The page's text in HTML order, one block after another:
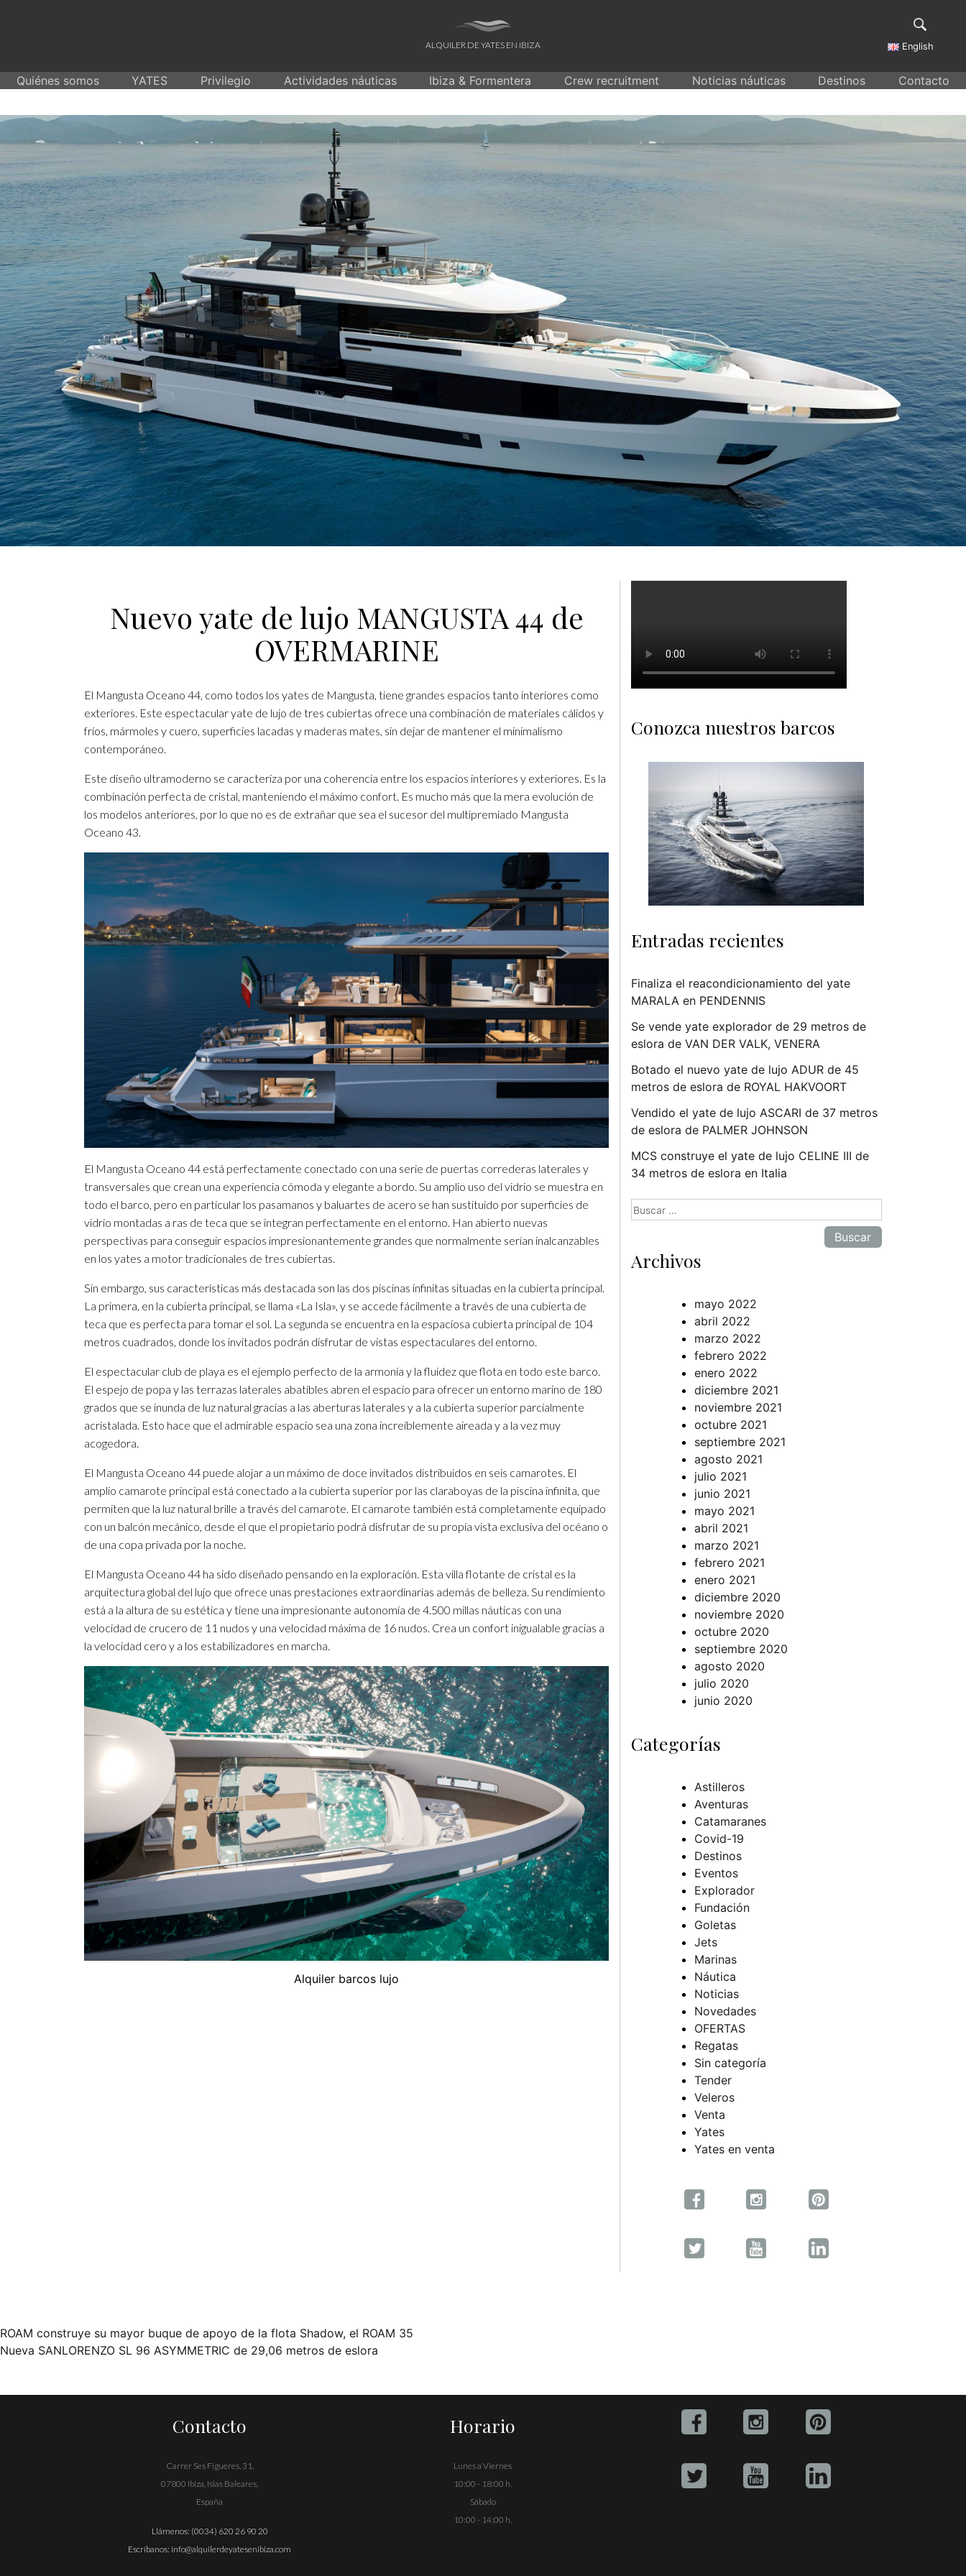
ALQUILER DE YATES EN IBIZA English
Quiénes somos YATES Privilegio Actividades náuticas Ibiza & Formentera Crew recruitment Noticias náuticas Destinos Contacto
Nuevo yate de lujo MANGUSTA 44 de
OVERMARINE
El Mangusta Oceano 44, como todos los yates de Mangusta, tiene grandes espacios tanto interiores como
exteriores. Este espectacular yate de lujo de tres cubiertas ofrece una combinación de materiales cálidos y
fríos, mármoles y cuero, superficies lacadas y maderas mates, sin dejar de mantener el minimalismo
contemporáneo.
Este diseño ultramoderno se caracteriza por una coherencia entre los espacios interiores y exteriores. Es la
combinación perfecta de cristal, manteniendo el máximo confort. Es mucho más que la mera evolución de
los modelos anteriores, por lo que no es de extrañar que sea el sucesor del multipremiado Mangusta
Oceano 43.
El Mangusta Oceano 44 está perfectamente conectado con una serie de puertas correderas laterales y
transversales que crean una experiencia cómoda y elegante a bordo. Su amplio uso del vidrio se muestra en
todo el barco, pero en particular los pasamanos y baluartes de acero se han sustituido por superficies de
vidrio montadas a ras de teca que se integran perfectamente en el entorno. Han abierto nuevas
perspectivas para conseguir espacios impresionantemente grandes que normalmente serían inalcanzables
en los yates a motor tradicionales de tres cubiertas.
Sin embargo, sus características más destacada son las dos piscinas infinitas situadas en la cubierta principal.
La primera, en la cubierta principal, se llama «La Isla», y se accede fácilmente a través de una cubierta de
teca que es perfecta para tomar el sol. La segunda se encuentra en la espaciosa cubierta principal de 104
metros cuadrados, donde los invitados podrán disfrutar de vistas espectaculares del entorno.
El espectacular club de playa es el ejemplo perfecto de la armonía y la fluidez que flota en todo este barco.
El espejo de popa y las terrazas laterales abatibles abren el espacio para ofrecer un entorno marino de 180
grados que se inunda de luz natural gracias a las aberturas laterales y a la cubierta superior parcialmente
acristalada. Esto hace que el admirable espacio sea una zona increíblemente aireada y a la vez muy
acogedora.
El Mangusta Oceano 44 puede alojar a un máximo de doce invitados distribuidos en seis camarotes. El
amplio camarote principal está conectado a la cubierta superior por las claraboyas de la piscina infinita, que
permiten que la luz natural brille a través del camarote. El camarote también está completamente equipado
con un balcón mecánico, desde el que el propietario podrá disfrutar de su propia vista exclusiva del océano o
de una copa privada por la noche.
El Mangusta Oceano 44 ha sido diseñado pensando en la exploración. Esta villa flotante de cristal es la
arquitectura global del lujo que ofrece unas prestaciones extraordinarias además de belleza. Su rendimiento
está a la altura de su estética y tiene una impresionante autonomía de 4.500 millas náuticas con una
velocidad de crucero de 11 nudos y una velocidad máxima de 16 nudos. Crea un confort inigualable gracias a
la velocidad cero y a los estabilizadores en marcha.
Alquiler barcos lujo
Conozca nuestros barcos
Entradas recientes
Finaliza el reacondicionamiento del yate
MARALA en PENDENNIS
Se vende yate explorador de 29 metros de
eslora de VAN DER VALK, VENERA
Botado el nuevo yate de lujo ADUR de 45
metros de eslora de ROYAL HAKVOORT
Vendido el yate de lujo ASCARI de 37 metros
de eslora de PALMER JOHNSON
MCS construye el yate de lujo CELINE III de
34 metros de eslora en Italia
Buscar:
Archivos
mayo 2022
abril 2022
marzo 2022
febrero 2022
enero 2022
diciembre 2021
noviembre 2021
octubre 2021
septiembre 2021
agosto 2021
julio 2021
junio 2021
mayo 2021
abril 2021
marzo 2021
febrero 2021
enero 2021
diciembre 2020
noviembre 2020
octubre 2020
septiembre 2020
agosto 2020
julio 2020
junio 2020
Categorías
Astilleros
Aventuras
Catamaranes
Covid-19
Destinos
Eventos
Explorador
Fundación
Goletas
Jets
Marinas
Náutica
Noticias
Novedades
OFERTAS
Regatas
Sin categoría
Tender
Veleros
Venta
Yates
Yates en venta
Navegación
de
ROAM construye su mayor buque de apoyo de la flota Shadow, el ROAM 35
Nueva SANLORENZO SL 96 ASYMMETRIC de 29,06 metros de eslora
Contacto
Carrer Ses Figueres, 31,
07800 Ibiza, Islas Baleares,
España
Llámenos: (0034) 620 26 90 20
Escríbanos: info@alquilerdeyatesenibiza.com
Horario
Lunes a Viernes
10:00 - 18:00 h.
Sábado
10:00 - 14:00 h.